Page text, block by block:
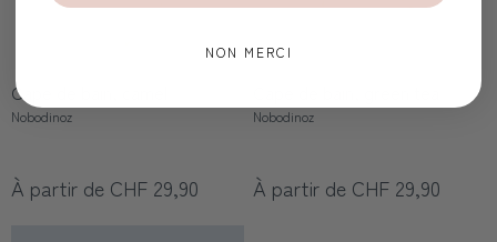
Cape de bain, camel
Nobodinoz
À partir de CHF 29,90
Nobodinoz
À partir de CHF 29,90
NON MERCI